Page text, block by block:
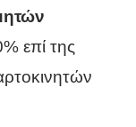
επί της